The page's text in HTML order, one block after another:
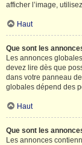
afficher l’image,
Haut
Que sont les
Les annonces
devez lire dès que
dans votre panneau
globales dépend des
Haut
Que sont les
Les annonces